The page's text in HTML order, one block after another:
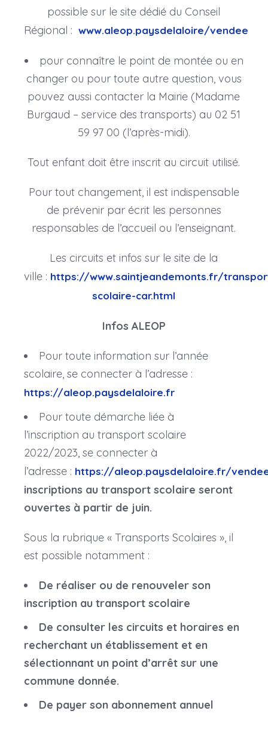
possible sur le site dédié du Conseil
Régional : www.aleop.paysdelaloire/vendee
pour connaître le point de montée ou en
changer ou pour toute autre question, vous
pouvez aussi contacter la Mairie (Madame
Burgaud – service des transports) au 02 51
59 97 00 (l’après-midi).
Tout enfant doit être inscrit au circuit utilisé.
Pour tout changement, il est indispensable
de prévenir par écrit les personnes
responsables de l’accueil ou l’enseignant.
Les circuits et infos sur le site de la
ville : https://www.saintjeandemonts.fr/
scolaire-car.html
Infos ALEOP
Pour toute information sur l’année
scolaire, se connecter à l’adresse :
https://aleop.paysdelaloire.fr
Pour toute démarche liée à
l’inscription au transport scolaire
2022/2023, se connecter à
l’adresse : https://aleop.paysdelaloire.fr/
inscriptions au transport scolaire seront
ouvertes à partir de juin.
Sous la rubrique « Transports Scolaires », il
est possible notamment :
De réaliser ou de renouveler son
inscription au transport scolaire
De consulter les circuits et horaires en
recherchant un établissement et en
sélectionnant un point d’arrêt sur une
commune donnée.
De payer son abonnement annuel